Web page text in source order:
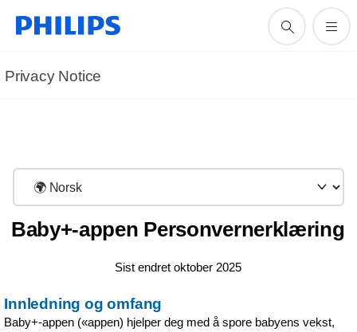
Privacy Notice
Baby+-appen Personvernerklæring
Sist endret oktober 2025
Innledning og omfang
Baby+-appen («appen) hjelper deg med å spore babyens vekst,